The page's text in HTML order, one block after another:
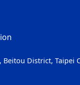
Beitou District, Taipei